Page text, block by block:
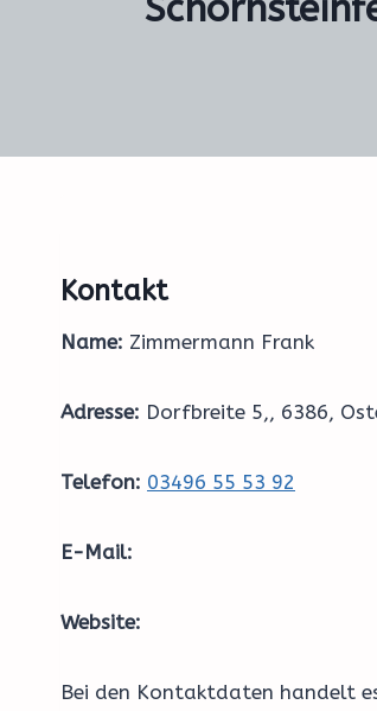
Kontakt
Name: Zimmermann Frank
Adresse: Dorfbreite 5,, 6386,
Telefon: 03496 55 53 92
E-Mail:
Website:
Bei den Kontaktdaten handelt